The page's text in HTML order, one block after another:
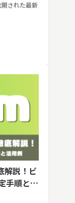
された最新
解説！ビ
手順と活